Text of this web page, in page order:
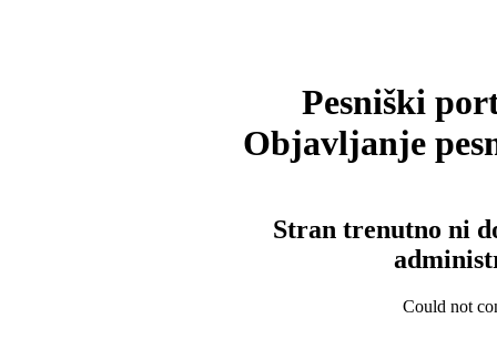
Pesniški
Objavljanje
Stran trenutno ni
Could not